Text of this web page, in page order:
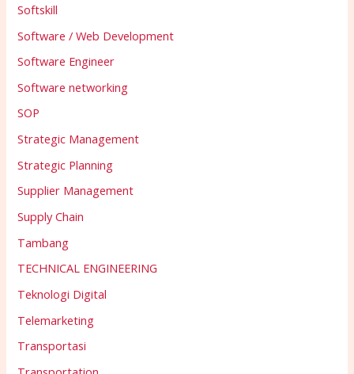
Softskill
Software / Web Development
Software Engineer
Software networking
SOP
Strategic Management
Strategic Planning
Supplier Management
Supply Chain
Tambang
TECHNICAL ENGINEERING
Teknologi Digital
Telemarketing
Transportasi